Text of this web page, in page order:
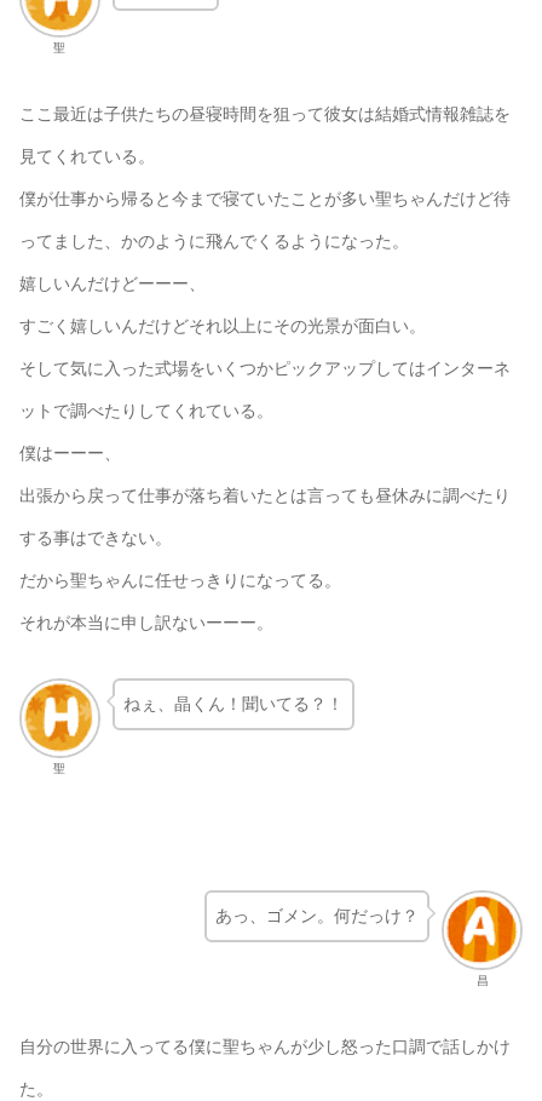
聖
ここ最近は子供たちの昼寝時間を狙って彼女は結婚式情報雑誌を
見てくれている。
僕が仕事から帰ると今まで寝ていたことが多い聖ちゃんだけど待
ってました、かのように飛んでくるようになった。
嬉しいんだけどーーー、
すごく嬉しいんだけどそれ以上にその光景が面白い。
そして気に入った式場をいくつかピックアップしてはインターネ
ットで調べたりしてくれている。
僕はーーー、
出張から戻って仕事が落ち着いたとは言っても昼休みに調べたり
する事はできない。
だから聖ちゃんに任せっきりになってる。
それが本当に申し訳ないーーー。
聖
ねぇ、晶くん！聞いてる？！
昌
あっ、ゴメン。何だっけ？
自分の世界に入ってる僕に聖ちゃんが少し怒った口調で話しかけ
た。